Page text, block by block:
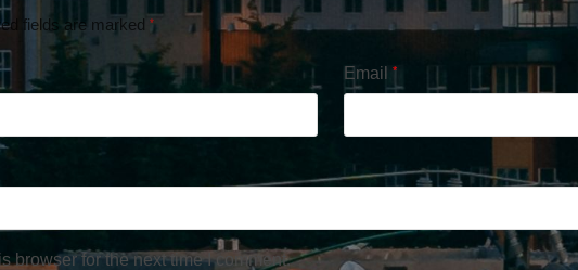
fields are marked *
Email*
browser for the next time I comment.